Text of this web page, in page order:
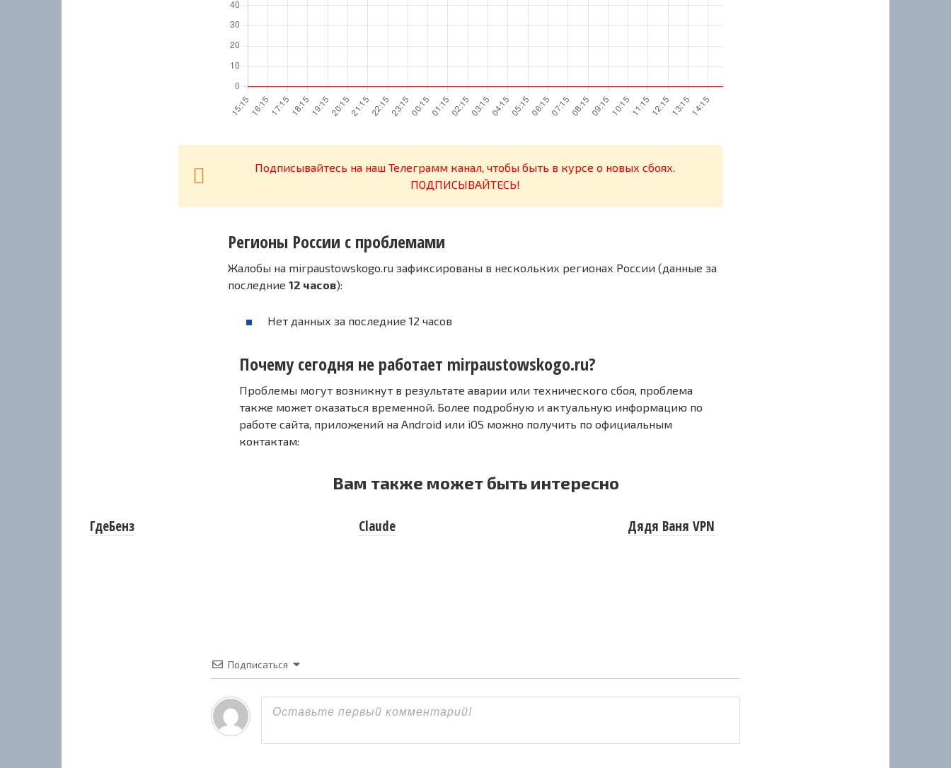
Подписывайтесь на наш Телеграмм канал, чтобы быть в курсе о новых сбоях.
ПОДПИСЫВАЙТЕСЬ!
Регионы России с проблемами
Жалобы на mirpaustowskogo.ru зафиксированы в нескольких регионах России (данные за
последние 12 часов):
Нет данных за последние 12 часов
Почему сегодня не работает mirpaustowskogo.ru?
Проблемы могут возникнут в результате аварии или технического сбоя, проблема
также может оказаться временной. Более подробную и актуальную информацию по
работе сайта, приложений на Android или iOS можно получить по официальным
контактам:
Вам также может быть интересно
ГдеБенз Claude Дядя Ваня VPN
Подписаться